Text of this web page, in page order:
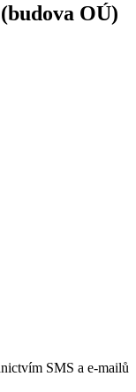
OÚ)
SMS a e-mailů